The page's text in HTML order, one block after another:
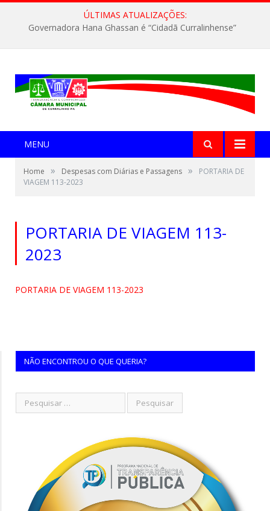
ÚLTIMAS ATUALIZAÇÕES:
Governadora Hana Ghassan é “Cidadã Curralinhense”
MENU
Home » Despesas com Diárias e Passagens »
PORTARIA DE
VIAGEM 113-2023
PORTARIA DE VIAGEM 113-
2023
PORTARIA DE VIAGEM 113-2023
NÃO ENCONTROU O QUE QUERIA?